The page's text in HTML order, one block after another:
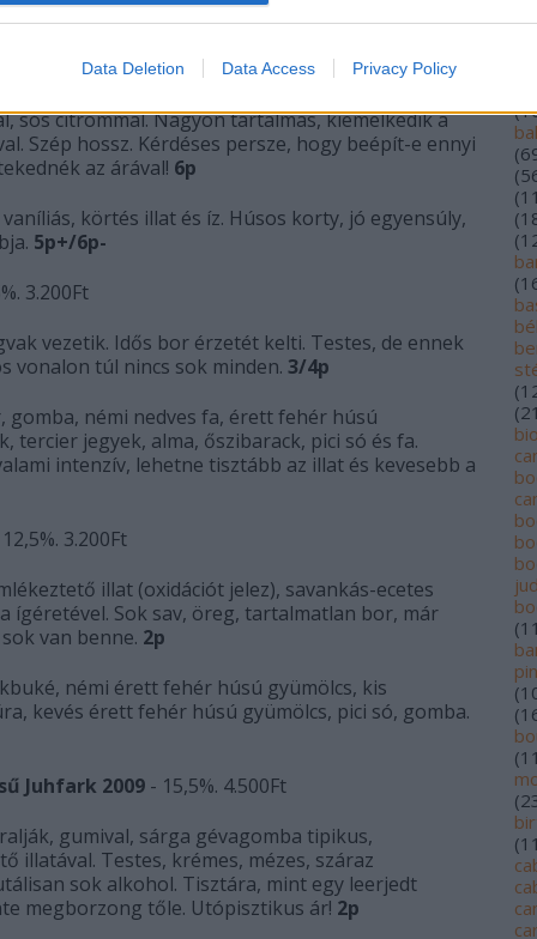
Data Deletion Data Access Privacy Policy
2011
rengeteg minőségi fás hatással, érett
sós citrommal. Nagyon tartalmas, kiemelkedik a
Szép hossz. Kérdéses persze, hogy beépít-e ennyi
az árával! 6p
körtés illat és íz. Húsos korty, jó egyensúly,
5p+/6p-
3.200Ft
vezetik. Idős bor érzetét kelti. Testes, de ennek
vonalon túl nincs sok minden. 3/4p
némi nedves fa, érett fehér húsú
tercier jegyek, alma, őszibarack, pici só és fa.
intenzív, lehetne tisztább az illat és kevesebb a
3.200Ft
illat (oxidációt jelez), savankás-ecetes
ígéretével. Sok sav, öreg, tartalmatlan bor, már
van benne. 2p
némi érett fehér húsú gyümölcs, kis
kevés érett fehér húsú gyümölcs, pici só, gomba.
Juhfark 2009 - 15,5%. 4.500Ft
gumival, sárga gévagomba tipikus,
illatával. Testes, krémes, mézes, száraz
sok alkohol. Tisztára, mint egy leerjedt
megborzong tőle. Utópisztikus ár! 2p
(
(
(
(
(
(
(
(
(21
(11
(
(
(11
(
(